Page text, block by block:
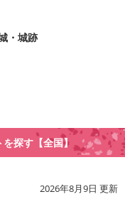
・城跡
探す【全国】
2026年8月9日 更新